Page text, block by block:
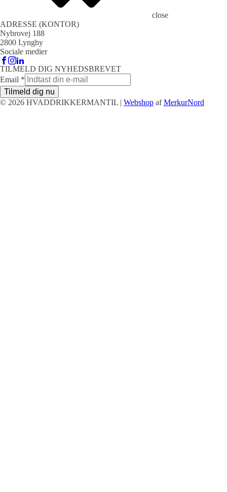
close
ADRESSE (KONTOR)
Nybrovej 188
2800 Lyngby
Sociale medier
TILMELD DIG NYHEDSBREVET
Email *
Tilmeld dig nu
© 2026 HVADDRIKKERMANTIL | Webshop afMerkurNord